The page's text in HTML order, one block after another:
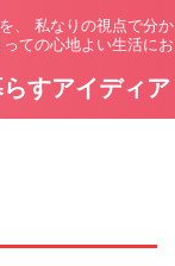
、 私なりの視点で分か
ての心地よい生活にお
すアイディア